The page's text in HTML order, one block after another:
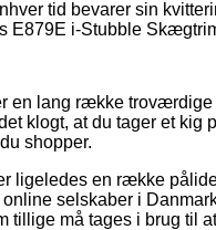
tid bevarer sin
E879E i-Stubble
en lang række
klogt, at du tager et
shopper.
ligeledes en række
selskaber i
tillige må tages i brug til